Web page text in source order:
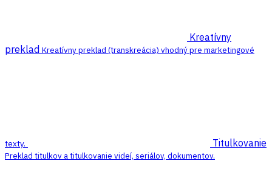
Kreatívny
preklad Kreatívny preklad (transkreácia) vhodný pre marketingové
texty. Titulkovanie
Preklad titulkov a titulkovanie videí, seriálov, dokumentov.